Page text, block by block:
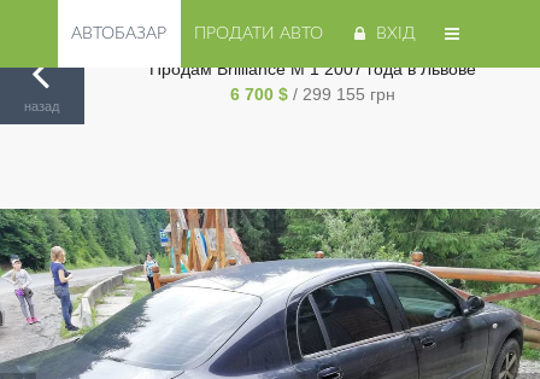
АВТОБАЗАР ПРОДАТИ АВТО ВХІД
Львов/Brilliance/M 1/
назад
Продам Brilliance M 1 2007 года в Львове
6 700 $ / 299 155 грн